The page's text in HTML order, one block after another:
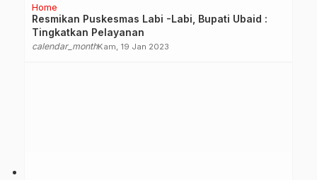
Home
Resmikan Puskesmas Labi -Labi, Bupati Ubaid :
Tingkatkan Pelayanan
calendar_monthKam, 19 Jan 2023